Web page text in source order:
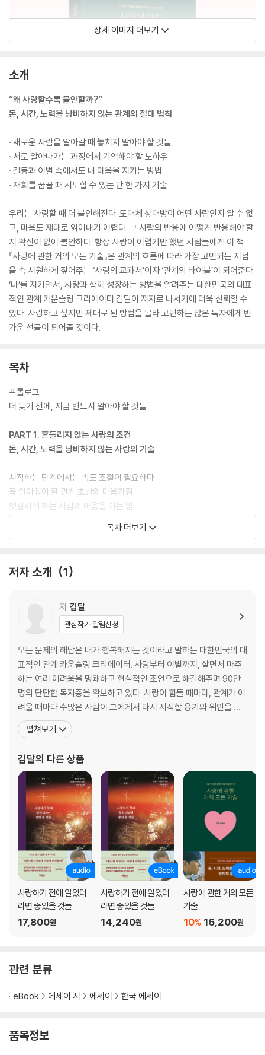
상세 이미지 더보기
소개
“왜 사랑할수록 불안할까?”
돈, 시간, 노력을 낭비하지 않는 관계의 절대 법칙
· 새로운 사람을 알아갈 때 놓치지 말아야 할 것들
· 서로 알아나가는 과정에서 기억해야 할 노하우
· 갈등과 이별 속에서도 내 마음을 지키는 방법
· 재회를 꿈꿀 때 시도할 수 있는 단 한 가지 기술
우리는 사랑할 때 더 불안해진다. 도대체 상대방이 어떤 사람인지 알 수 없
고, 마음도 제대로 읽어내기 어렵다. 그 사람의 반응에 어떻게 반응해야 할
지 확신이 없어 불안하다. 항상 사랑이 어렵기만 했던 사람들에게 이 책
『사랑에 관한 거의 모든 기술』은 관계의 흐름에 따라 가장 고민되는 지점
을 속 시원하게 짚어주는 ‘사랑의 교과서’이자 ‘관계의 바이블’이 되어준다.
‘나’를 지키면서, 사랑과 함께 성장하는 방법을 알려주는 대한민국의 대표
적인 관계 카운슬링 크리에이터 김달이 저자로 나서기에 더욱 신뢰할 수
있다. 사랑하고 싶지만 제대로 된 방법을 몰라 고민하는 많은 독자에게 반
가운 선물이 되어줄 것이다.
목차
프롤로그
더 늦기 전에, 지금 반드시 알아야 할 것들
PART 1. 흔들리지 않는 사랑의 조건
돈, 시간, 노력을 낭비하지 않는 사랑의 기술
시작하는 단계에서는 속도 조절이 필요하다
꼭 알아둬야 할 관계 초반의 마음가짐
헷갈리게 하는 사람의 마음을 아는 법
메신저 대화창에 이미 관계의 답이 나와 있다
상대방의 고민은 당신의 것이 아니다
분명 잘해주는데 참 매력 없는 행동
만날수록 질리는 남자들의 특징
오래 사랑하기 위해 애정 표현보다 중요한 것
평생 사랑할 수밖에 없게 만드는 여자
애매한 관계를 발전시키는 결정적 행동
PART 2. 갈등의 이유
다툼이 파국으로 치닫지 않으려면
상대방이 나를 숨 막히게 할 때
다툼이 파국으로 치닫지 않으려면
자기애가 높거나 자존감이 낮거나
결혼 준비가 안 돼 있는 사람과의 연애
분리 불안형 인간과는 미래를 꿈꾸기 힘들다
항상 서운한 여자, 받아주지 않는 남자
만남의 횟수가 애정의 척도는 아니다
집착이 심한 남자들의 특징
도전을 즐기는 남자, 안정을 추구하는 여자
욱하는 사람을 바꿀 수 있을까
너무 착해서 매력 없는 여자
계속 궁금한 사람 vs 속이 뻔히 보이는 사람
전 연인에게 미련이 남았을 때
여자들은 절대 구별 못 하는 마음 없이 사귀는 남자
이거 하나만 보면 결국 떠날 사람인지 알 수 있다
목차 더보기
저자 소개 1
저 김달
관심작가 알림신청
모든 문제의 해답은 내가 행복해지는 것이라고 말하는 대한민국의 대
표적인 관계 카운슬링 크리에이터. 사랑부터 이별까지, 살면서 마주
하는 여러 어려움을 명쾌하고 현실적인 조언으로 해결해주며 90만
명의 단단한 독자층을 확보하고 있다. 사랑이 힘들 때마다, 관계가 어
려울 때마다 수많은 사람이 그에게서 다시 시작할 용기와 위안을 얻
는다. 이들의 뜨거운 관심 속에 하나둘 쌓인 영상 조회 수는 현재 누적
4억 뷰에 달한다. 그는 어떤 문제든 사소한 것은 없으며, 그 누구도 나
에 최선과 진심을 담은 해결책을 제시하며 언제
펼쳐보기
김달의 다른 상품
사랑하기 전에 알았더
라면 좋았을 것들
17,800원
사랑하기 전에 알았더
라면 좋았을 것들
14,240원
사랑에 관한 거의 모든
기술
16,200원
10%
관련 분류
eBook 에세이 시 에세이 한국 에세이
품목정보